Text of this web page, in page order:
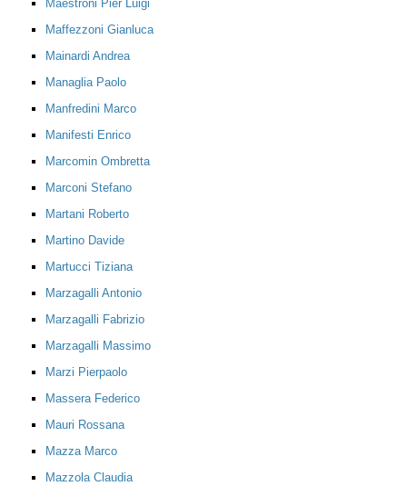
Maestroni Pier Luigi
Maffezzoni Gianluca
Mainardi Andrea
Managlia Paolo
Manfredini Marco
Manifesti Enrico
Marcomin Ombretta
Marconi Stefano
Martani Roberto
Martino Davide
Martucci Tiziana
Marzagalli Antonio
Marzagalli Fabrizio
Marzagalli Massimo
Marzi Pierpaolo
Massera Federico
Mauri Rossana
Mazza Marco
Mazzola Claudia